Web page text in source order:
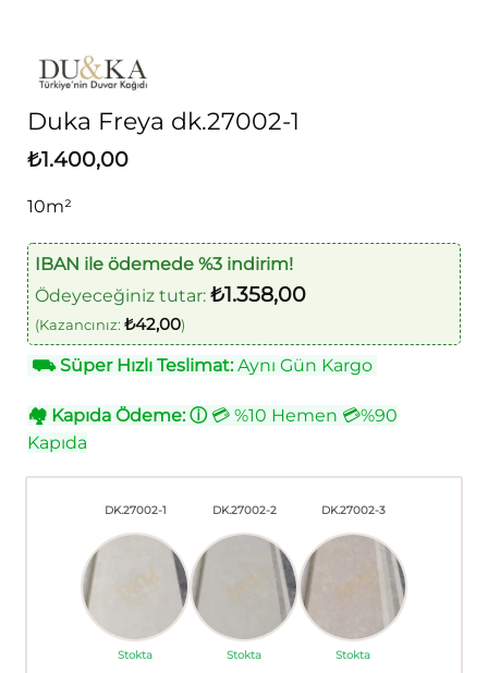
Duka Freya dk.27002-1
₺1.400,00
10m²
IBAN ile ödemede %3 indirim!
Ödeyeceğiniz tutar: ₺1.358,00
(Kazancınız: ₺42,00)
⛟Süper Hızlı Teslimat:Aynı Gün Kargo
🏘 Kapıda Ödeme: ⓘ💳 %10 Hemen 💳%90
Kapıda
DK.27002-1
Stokta
DK.27002-2
Stokta
DK.27002-3
Stokta